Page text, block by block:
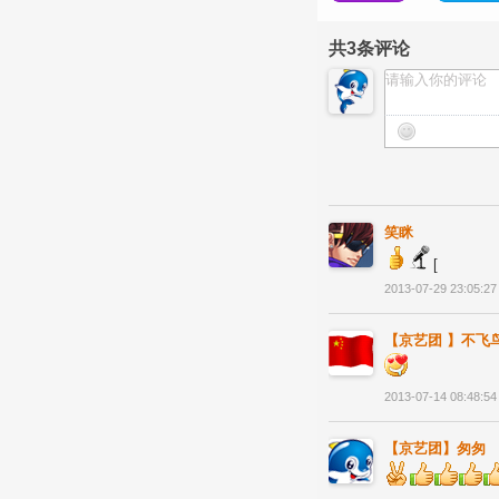
共3条评论
笑眯
[
2013-07-29 23:05:27
【京艺团 】不飞
2013-07-14 08:48:54
【京艺团】匆匆